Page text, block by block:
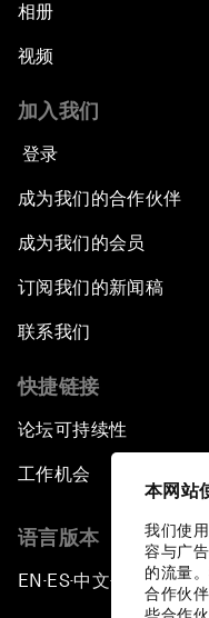
本网站
我们使
容与广
的流量
合作伙
相册
视频
加入我们
登录
成为我们的合作伙伴
成为我们的会员
订阅我们的新闻稿
联系我们
快捷链接
论坛可持续性
工作机会
语言版本
EN ▪ES▪中文▪ 日本語